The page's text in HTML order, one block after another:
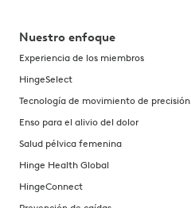
Nuestro enfoque
Experiencia de los miembros
HingeSelect
Tecnología de movimiento de precisión
Enso para el alivio del dolor
Salud pélvica femenina
Hinge Health Global
HingeConnect